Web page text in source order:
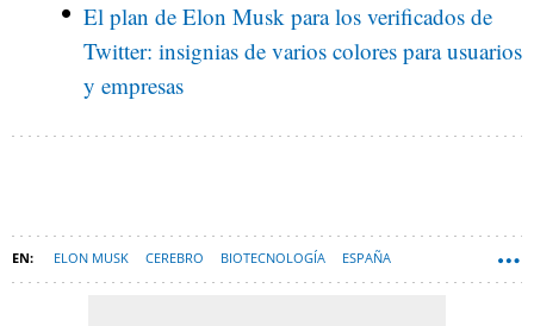
El plan de Elon Musk para los verificados de
Twitter: insignias de varios colores para usuarios
y empresas
ELON MUSK CEREBRO BIOTECNOLOGÍA ESPAÑA